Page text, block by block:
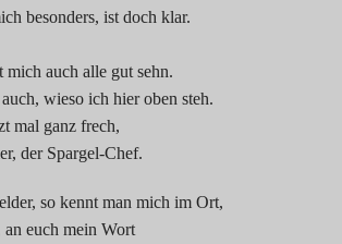
besonders, ist doch klar.
auch alle gut sehn.
wieso ich hier oben steh.
mal ganz frech,
der Spargel-Chef.
so kennt man mich im Ort,
euch mein Wort